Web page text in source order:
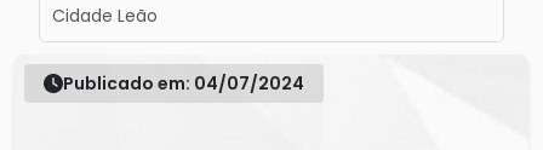
Cidade Leão
Publicado em: 04/07/2024